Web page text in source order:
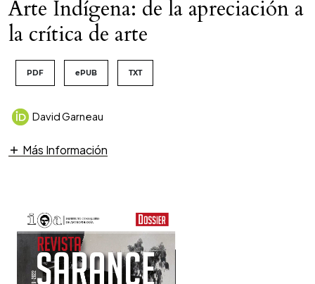
Arte Indígena: de la apreciación a
la crítica de arte
PDF ePUB TXT
David Garneau
Más Información